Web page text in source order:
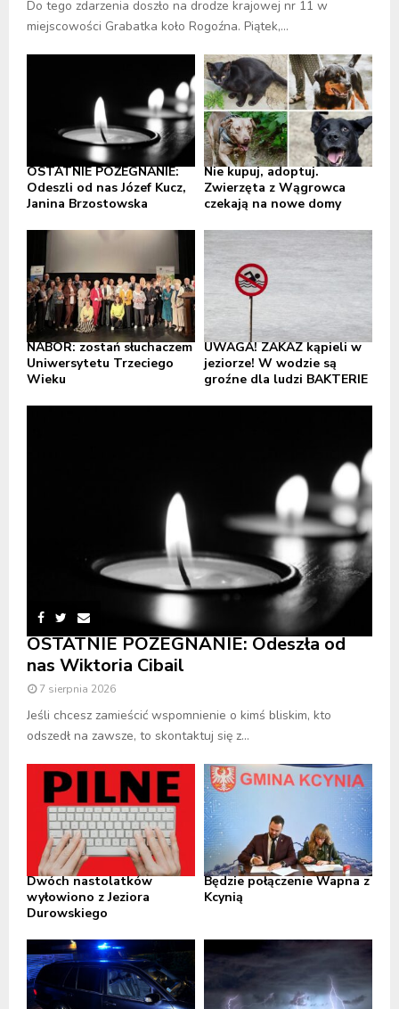
Do tego zdarzenia doszło na drodze krajowej nr 11 w
miejscowości Grabatka koło Rogoźna. Piątek,...
OSTATNIE POŻEGNANIE:
Odeszli od nas Józef Kucz,
Janina Brzostowska
Nie kupuj, adoptuj.
Zwierzęta z Wągrowca
czekają na nowe domy
NABÓR: zostań słuchaczem
Uniwersytetu Trzeciego
Wieku
UWAGA! ZAKAZ kąpieli w
jeziorze! W wodzie są
groźne dla ludzi BAKTERIE
OSTATNIE POŻEGNANIE: Odeszła od
nas Wiktoria Cibail
7 sierpnia 2026
Jeśli chcesz zamieścić wspomnienie o kimś bliskim, kto
odszedł na zawsze, to skontaktuj się z...
Dwóch nastolatków
wyłowiono z Jeziora
Durowskiego
Będzie połączenie Wapna z
Kcynią